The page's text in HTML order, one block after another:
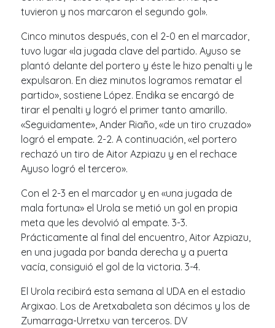
tuvieron y nos marcaron el segundo gol».
Cinco minutos después, con el 2-0 en el marcador,
tuvo lugar «la jugada clave del partido. Ayuso se
plantó delante del portero y éste le hizo penalti y le
expulsaron. En diez minutos logramos rematar el
partido», sostiene López. Endika se encargó de
tirar el penalti y logró el primer tanto amarillo.
«Seguidamente», Ander Riaño, «de un tiro cruzado»
logró el empate. 2-2. A continuación, «el portero
rechazó un tiro de Aitor Azpiazu y en el rechace
Ayuso logró el tercero».
Con el 2-3 en el marcador y en «una jugada de
mala fortuna» el Urola se metió un gol en propia
meta que les devolvió al empate. 3-3.
Prácticamente al final del encuentro, Aitor Azpiazu,
en una jugada por banda derecha y a puerta
vacía, consiguió el gol de la victoria. 3-4.
El Urola recibirá esta semana al UDA en el estadio
Argixao. Los de Aretxabaleta son décimos y los de
Zumarraga-Urretxu van terceros. DV